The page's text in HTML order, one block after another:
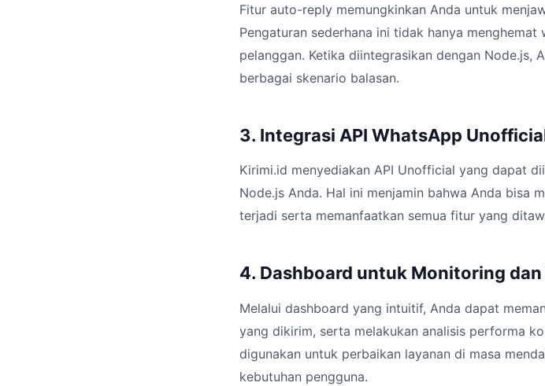
Fitur auto-reply memungkinkan Anda untuk
Pengaturan sederhana ini tidak hanya
pelanggan. Ketika diintegrasikan dengan Node.js,
berbagai skenario balasan.
3. Integrasi API WhatsApp
Kirimi.id menyediakan API Unofficial yang dapat
Node.js Anda. Hal ini menjamin bahwa Anda bisa
terjadi serta memanfaatkan semua fitur yang
4. Dashboard untuk Monitoring
Melalui dashboard yang intuitif, Anda dapat
yang dikirim, serta melakukan analisis performa
digunakan untuk perbaikan layanan di masa
kebutuhan pengguna.